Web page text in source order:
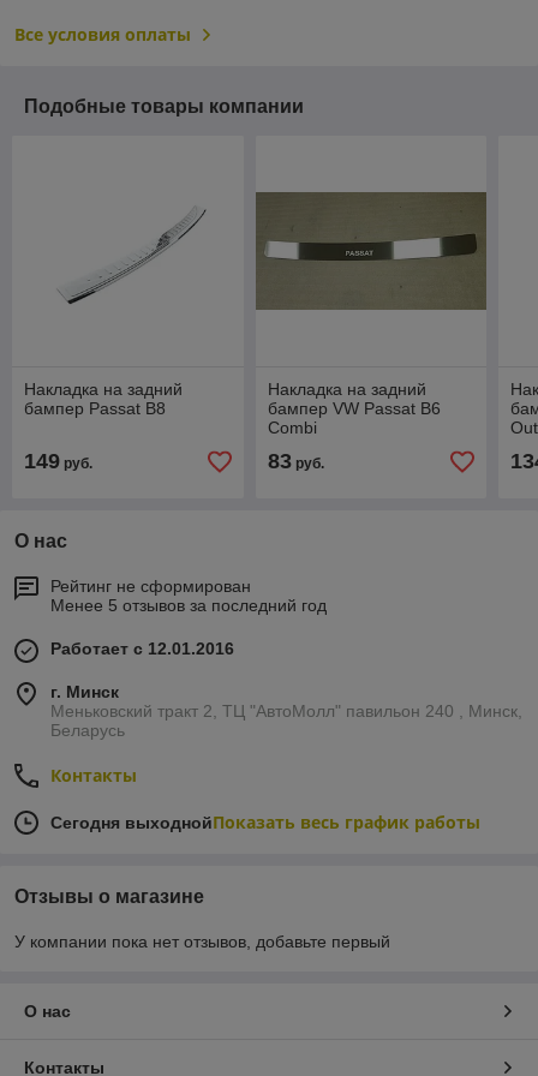
Все условия оплаты
Подобные товары компании
Накладка на задний
бампер Passat B8
149 руб.
Накладка на задний
бампер VW Passat B6
Combi
83руб.
О нас
Рейтинг не сформирован
Менее 5 отзывов за последний год
Работает с 12.01.2016
г. Минск
Меньковский тракт 2, ТЦ "АвтоМолл" павильон 240 , Минск,
Беларусь
Контакты
Сегодня выходнойПоказать весь график работы
Отзывы о магазине
У компании пока нет отзывов, добавьте первый
О нас
Контакты